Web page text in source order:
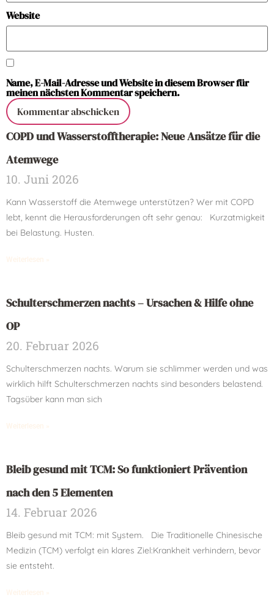
Website
Name, E-Mail-Adresse und Website in diesem Browser für
meinen nächsten Kommentar speichern.
COPD und Wasserstofftherapie: Neue Ansätze für die
Atemwege
10. Juni 2026
Kann Wasserstoff die Atemwege unterstützen? Wer mit COPD
lebt, kennt die Herausforderungen oft sehr genau: Kurzatmigkeit
bei Belastung. Husten.
Weiterlesen »
Schulterschmerzen nachts – Ursachen & Hilfe ohne
OP
20. Februar 2026
Schulterschmerzen nachts. Warum sie schlimmer werden und was
wirklich hilft Schulterschmerzen nachts sind besonders belastend.
Tagsüber kann man sich
Weiterlesen »
Bleib gesund mit TCM: So funktioniert Prävention
nach den 5 Elementen
14. Februar 2026
Bleib gesund mit TCM: mit System. Die Traditionelle Chinesische
Medizin (TCM) verfolgt ein klares Ziel:Krankheit verhindern, bevor
sie entsteht.
Weiterlesen »